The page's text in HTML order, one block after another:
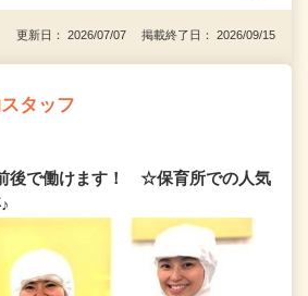
更新日： 2026/07/07 掲載終了日： 2026/09/15
タッフ
後で働けます！ ☆保育所での人気